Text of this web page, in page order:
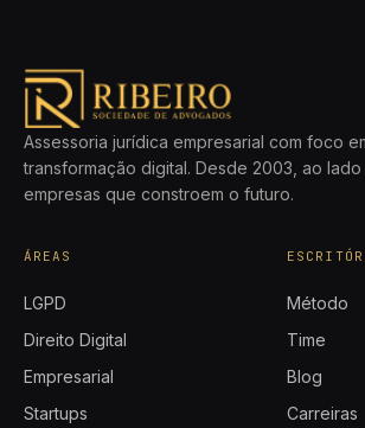
Assessoria jurídica empresarial com foco
transformação digital. Desde 2003, ao
empresas que constroem o futuro.
ÁREAS
LGPD
Direito Digital
Empresarial
Startups
Método
Time
Blog
Carreiras